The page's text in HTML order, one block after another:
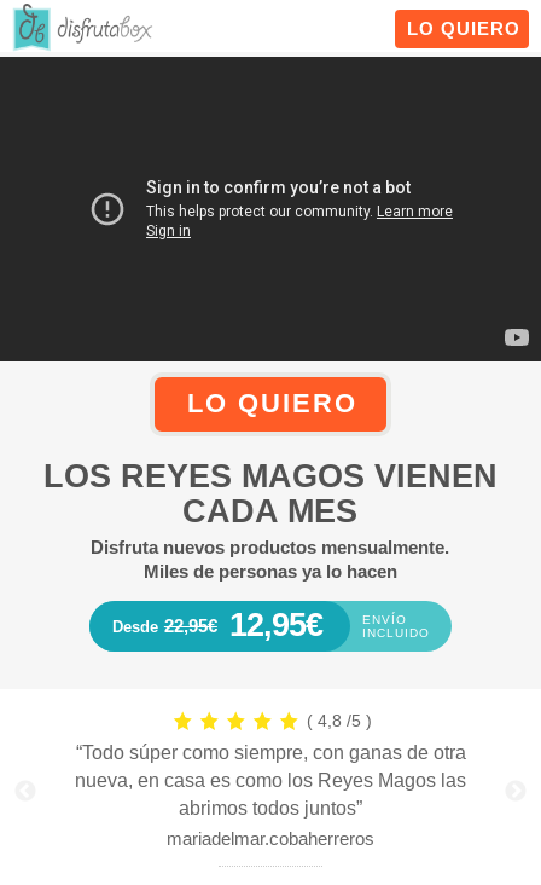
LO QUIERO
LO QUIERO
LOS REYES MAGOS VIENEN
CADA MES
Disfruta nuevos productos mensualmente.
Miles de personas ya lo hacen
Desde 22,95€ 12,95€
ENVÍO
INCLUIDO
( 4,8 /5 )
“Todo súper como siempre, con ganas de otra
nueva, en casa es como los Reyes Magos las
abrimos todos juntos”
mariadelmar.cobaherreros
Panel de gestión de cookies